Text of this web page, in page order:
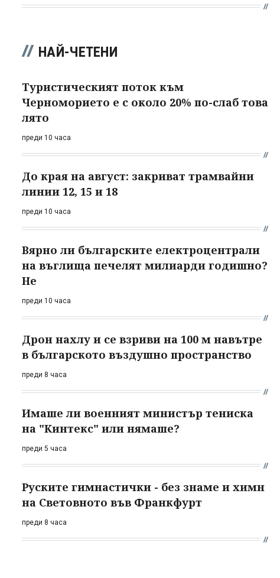
НАЙ-ЧЕТЕНИ
Туристическият поток към
Черноморието е с около 20% по-слаб това
лято
преди 10 часа
До края на август: закриват трамвайни
линии 12, 15 и 18
преди 10 часа
Вярно ли българските електроцентрали
на въглища печелят милиарди годишно?
Не
преди 10 часа
Дрон нахлу и се взриви на 100 м навътре
в българското въздушно пространство
преди 8 часа
Имаше ли военният министър тениска
на "Кинтекс" или нямаше?
преди 5 часа
Руските гимнастички - без знаме и химн
на Световното във Франкфурт
преди 8 часа